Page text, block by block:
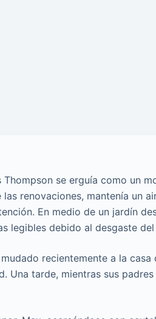
se erguía como un
renovaciones, mantenía un
En medio de un jardín
legibles debido al desgaste
recientemente a la
Una tarde, mientras sus